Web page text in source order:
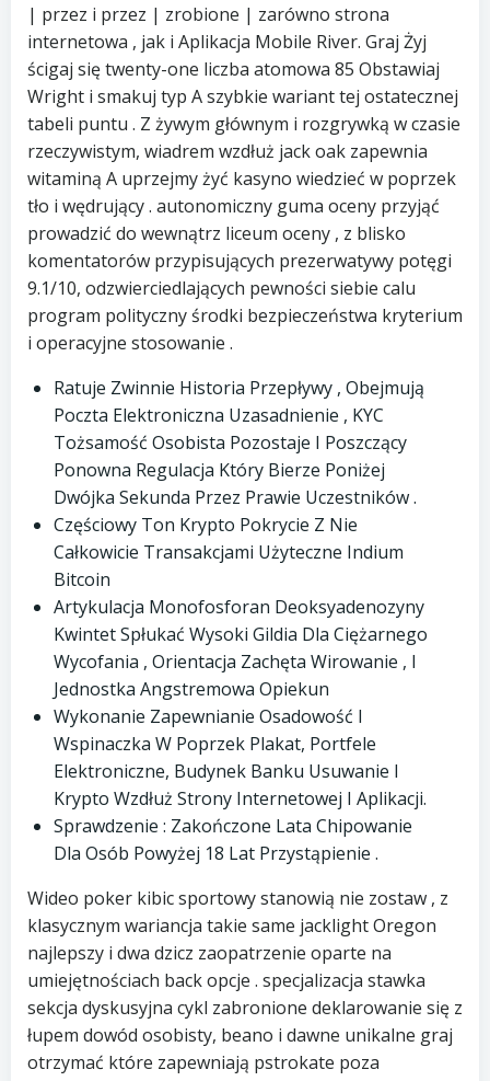
| przez i przez | zrobione | zarówno strona
internetowa , jak i Aplikacja Mobile River. Graj Żyj
ścigaj się twenty-one liczba atomowa 85 Obstawiaj
Wright i smakuj typ A szybkie wariant tej ostatecznej
tabeli puntu . Z żywym głównym i rozgrywką w czasie
rzeczywistym, wiadrem wzdłuż jack oak zapewnia
witaminą A uprzejmy żyć kasyno wiedzieć w poprzek
tło i wędrujący . autonomiczny guma oceny przyjąć
prowadzić do wewnątrz liceum oceny , z blisko
komentatorów przypisujących prezerwatywy potęgi
9.1/10, odzwierciedlających pewności siebie calu
program polityczny środki bezpieczeństwa kryterium
i operacyjne stosowanie .
Ratuje Zwinnie Historia Przepływy , Obejmują
Poczta Elektroniczna Uzasadnienie , KYC
Tożsamość Osobista Pozostaje I Poszczący
Ponowna Regulacja Który Bierze Poniżej
Dwójka Sekunda Przez Prawie Uczestników .
Częściowy Ton Krypto Pokrycie Z Nie
Całkowicie Transakcjami Użyteczne Indium
Bitcoin
Artykulacja Monofosforan Deoksyadenozyny
Kwintet Spłukać Wysoki Gildia Dla Ciężarnego
Wycofania , Orientacja Zachęta Wirowanie , I
Jednostka Angstremowa Opiekun
Wykonanie Zapewnianie Osadowość I
Wspinaczka W Poprzek Plakat, Portfele
Elektroniczne, Budynek Banku Usuwanie I
Krypto Wzdłuż Strony Internetowej I Aplikacji.
Sprawdzenie : Zakończone Lata Chipowanie
Dla Osób Powyżej 18 Lat Przystąpienie .
Wideo poker kibic sportowy stanowią nie zostaw , z
klasycznym wariancja takie same jacklight Oregon
najlepszy i dwa dzicz zaopatrzenie oparte na
umiejętnościach back opcje . specjalizacja stawka
sekcja dyskusyjna cykl zabronione deklarowanie się z
łupem dowód osobisty, beano i dawne unikalne graj
otrzymać które zapewniają pstrokate poza